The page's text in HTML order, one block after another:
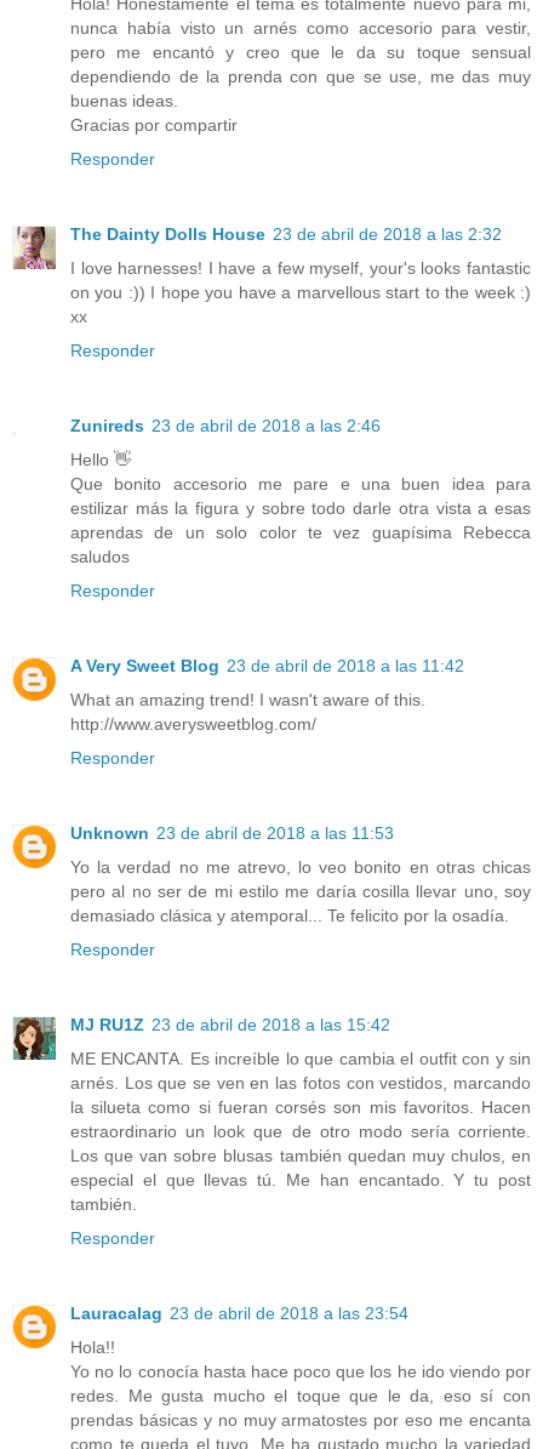
nunca había visto un arnés como accesorio para vestir,
pero me encantó y creo que le da su toque sensual
dependiendo de la prenda con que se use, me das muy
buenas ideas.
Gracias por compartir
Responder
The Dainty Dolls House 23 de abril de 2018 a las 2:32
I love harnesses! I have a few myself, your's looks fantastic
on you :)) I hope you have a marvellous start to the week :)
xx
Responder
Zunireds 23 de abril de 2018 a las 2:46
Hello 👋
Que bonito accesorio me pare e una buen idea para
estilizar más la figura y sobre todo darle otra vista a esas
aprendas de un solo color te vez guapísima Rebecca
saludos
Responder
A Very Sweet Blog 23 de abril de 2018 a las 11:42
What an amazing trend! I wasn't aware of this.
http://www.averysweetblog.com/
Responder
Unknown 23 de abril de 2018 a las 11:53
Yo la verdad no me atrevo, lo veo bonito en otras chicas
pero al no ser de mi estilo me daría cosilla llevar uno, soy
demasiado clásica y atemporal... Te felicito por la osadía.
Responder
MJ RU1Z 23 de abril de 2018 a las 15:42
ME ENCANTA. Es increíble lo que cambia el outfit con y sin
arnés. Los que se ven en las fotos con vestidos, marcando
la silueta como si fueran corsés son mis favoritos. Hacen
estraordinario un look que de otro modo sería corriente.
Los que van sobre blusas también quedan muy chulos, en
especial el que llevas tú. Me han encantado. Y tu post
también.
Responder
Lauracalag 23 de abril de 2018 a las 23:54
Hola!!
Yo no lo conocía hasta hace poco que los he ido viendo por
redes. Me gusta mucho el toque que le da, eso sí con
prendas básicas y no muy armatostes por eso me encanta
como te queda el tuyo. Me ha gustado mucho la variedad